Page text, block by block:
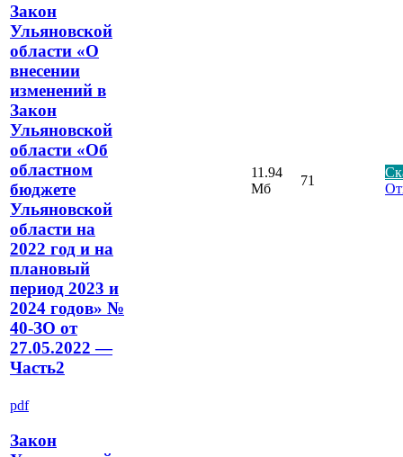
Закон
Ульяновской
области «О
внесении
изменений в
Закон
Ульяновской
области «Об
областном
бюджете
Ульяновской
области на
2022 год и на
плановый
период 2023 и
2024 годов» №
40-ЗО от
27.05.2022 —
Часть2
11.94
Мб
71
pdf
Закон